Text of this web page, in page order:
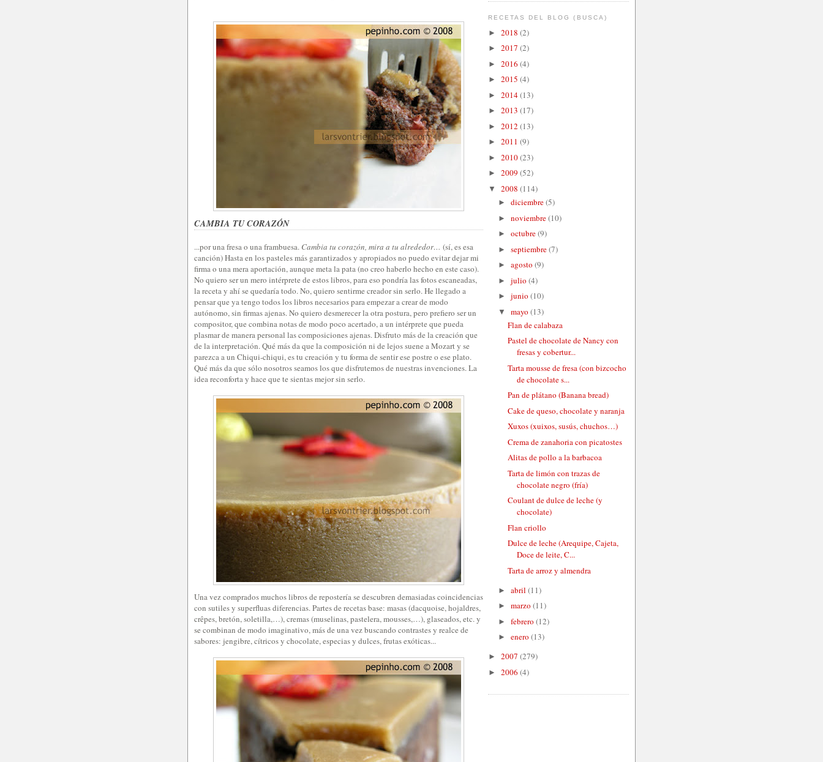
CAMBIA TU CORAZÓN
...por una fresa o una frambuesa. Cambia tu corazón, mira a tu alrededor… (sí, es esa
canción) Hasta en los pasteles más garantizados y apropiados no puedo evitar dejar mi
firma o una mera aportación, aunque meta la pata (no creo haberlo hecho en este caso).
No quiero ser un mero intérprete de estos libros, para eso pondría las fotos escaneadas,
la receta y ahí se quedaría todo. No, quiero sentirme creador sin serlo. He llegado a
pensar que ya tengo todos los libros necesarios para empezar a crear de modo
autónomo, sin firmas ajenas. No quiero desmerecer la otra postura, pero prefiero ser un
compositor, que combina notas de modo poco acertado, a un intérprete que pueda
plasmar de manera personal las composiciones ajenas. Disfruto más de la creación que
de la interpretación. Qué más da que la composición ni de lejos suene a Mozart y se
parezca a un Chiqui-chiqui, es tu creación y tu forma de sentir ese postre o ese plato.
Qué más da que sólo nosotros seamos los que disfrutemos de nuestras invenciones. La
idea reconforta y hace que te sientas mejor sin serlo.
Una vez comprados muchos libros de repostería se descubren demasiadas coincidencias
con sutiles y superfluas diferencias. Partes de recetas base: masas (dacquoise, hojaldres,
crêpes, bretón, soletilla,…), cremas (muselinas, pastelera, mousses,…), glaseados, etc. y
se combinan de modo imaginativo, más de una vez buscando contrastes y realce de
sabores: jengibre, cítricos y chocolate, especias y dulces, frutas exóticas...
RECETAS DEL BLOG (BUSCA)
► 2018 (2)
► 2017 (2)
► 2016 (4)
► 2015 (4)
► 2014(13)
► 2013 (17)
► 2012 (13)
► 2011 (9)
► 2010(23)
► 2009 (52)
▼ 2008 (114)
► diciembre(5)
► noviembre(10)
► octubre(9)
► septiembre(7)
► agosto (9)
► julio (4)
► junio (10)
▼ mayo (13)
Flan de calabaza
Pastel de chocolate de Nancy con
fresas y cobertur...
Tarta mousse de fresa (con bizcocho
de chocolate s...
Pan de plátano (Banana bread)
Cake de queso, chocolate y naranja
Xuxos (xuixos, susús, chuchos…)
Crema de zanahoria con picatostes
Alitas de pollo a la barbacoa
Tarta de limón con trazas de
chocolate negro (fría)
Coulant de dulce de leche (y
chocolate)
Flan criollo
Dulce de leche (Arequipe, Cajeta,
Doce de leite, C...
Tarta de arroz y almendra
► abril (11)
► marzo (11)
► febrero (12)
► enero (13)
► 2007 (279)
► 2006 (4)